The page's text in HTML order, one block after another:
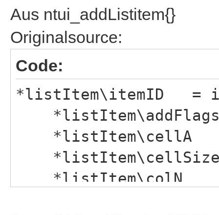
Aus ntui_addListitem{}
Originalsource:
Code:
*listItem\itemID =
*listItem\addFlags
*listItem\cellA
*listItem\cellSize
*listItem\colN